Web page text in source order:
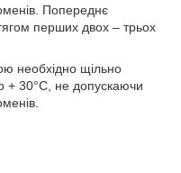
Попереднє
перших двох – трьох
необхідно щільно
+ 30°С, не допускаючи